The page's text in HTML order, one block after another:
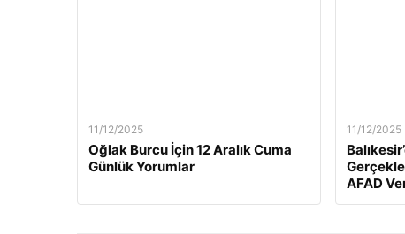
11/12/2025
Oğlak Burcu İçin 12 Aralık Cuma
Günlük Yorumlar
11/12/2025
AFAD